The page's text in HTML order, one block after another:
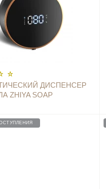
ДИСПЕНСЕР
ZHIYA SOAP
- MYX-W1-BLACK